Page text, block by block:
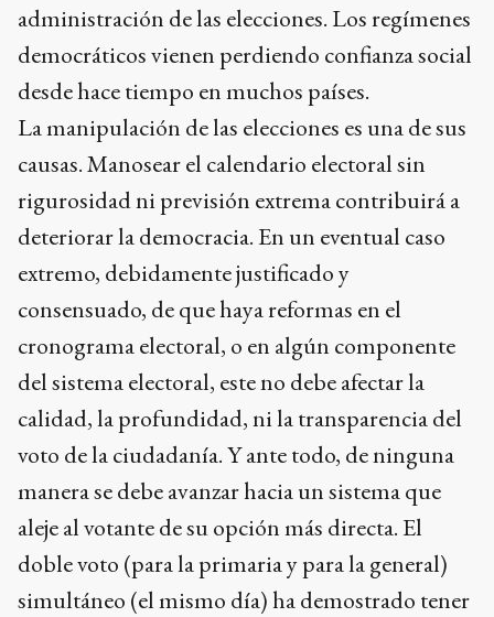
administración de las elecciones. Los regímenes
democráticos vienen perdiendo confianza social
desde hace tiempo en muchos países.
La manipulación de las elecciones es una de sus
causas. Manosear el calendario electoral sin
rigurosidad ni previsión extrema contribuirá a
deteriorar la democracia. En un eventual caso
extremo, debidamente justificado y
consensuado, de que haya reformas en el
cronograma electoral, o en algún componente
del sistema electoral, este no debe afectar la
calidad, la profundidad, ni la transparencia del
voto de la ciudadanía. Y ante todo, de ninguna
manera se debe avanzar hacia un sistema que
aleje al votante de su opción más directa. El
doble voto (para la primaria y para la general)
simultáneo (el mismo día) ha demostrado tener